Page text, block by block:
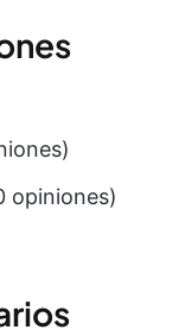
opiniones)